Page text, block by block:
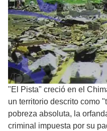
"El Pista" creció en el
un territorio descrito como
pobreza absoluta, la
criminal impuesta por su